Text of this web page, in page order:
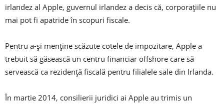
irlandez al Apple, guvernul irlandez a decis că, corporațiile nu
mai pot fi apatride în scopuri fiscale.
Pentru a-și menține scăzute cotele de impozitare, Apple a
trebuit să găsească un centru financiar offshore care să
servească ca rezidență fiscală pentru filialele sale din Irlanda.
În martie 2014, consilierii juridici ai Apple au trimis un